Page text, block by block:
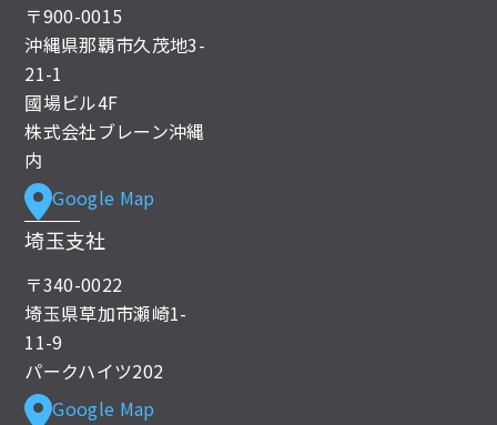
〒900-0015
沖縄県那覇市久茂地3-
21-1
國場ビル4F
株式会社ブレーン沖縄
内
Google Map
埼玉支社
〒340-0022
埼玉県草加市瀬崎1-
11-9
パークハイツ202
Google Map